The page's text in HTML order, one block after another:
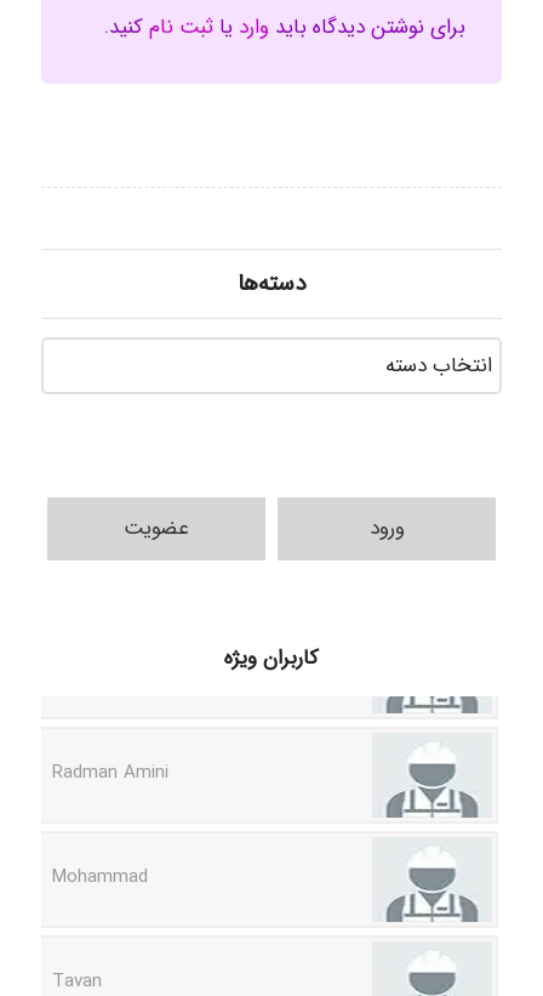
برای نوشتن دیدگاه باید وارد یا ثبت نامکنید.
دسته‌ها
ورود عضویت
کاربران ویژه